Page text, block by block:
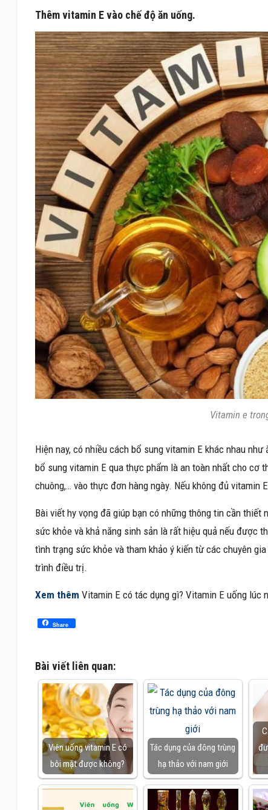
Thêm vitamin E vào chế độ ăn uống.
Vitamin e
Hiện nay, có nhiều cách bổ sung vitamin E khác nhau
bổ sung vitamin E qua thực phẩm là an toàn nhất cho cơ
chuông,… vào thực đơn hàng ngày. Nếu không đủ vitamin
Bài viết hy vọng đã giúp bạn có những thông tin cần
sức khỏe và khả năng sinh sản là rất hiệu quả nếu được
tình trạng sức khỏe và tham khảo ý kiến từ các chuyên
trình điều trị.
Xem thêm Vitamin E có tác dụng gì? Vitamin E uống lúc
Share
Bài viết liên quan:
Viên uống vitamin E có
bôi mặt được không?
Tác dụng của đông trùng
hạ thảo với nam giới